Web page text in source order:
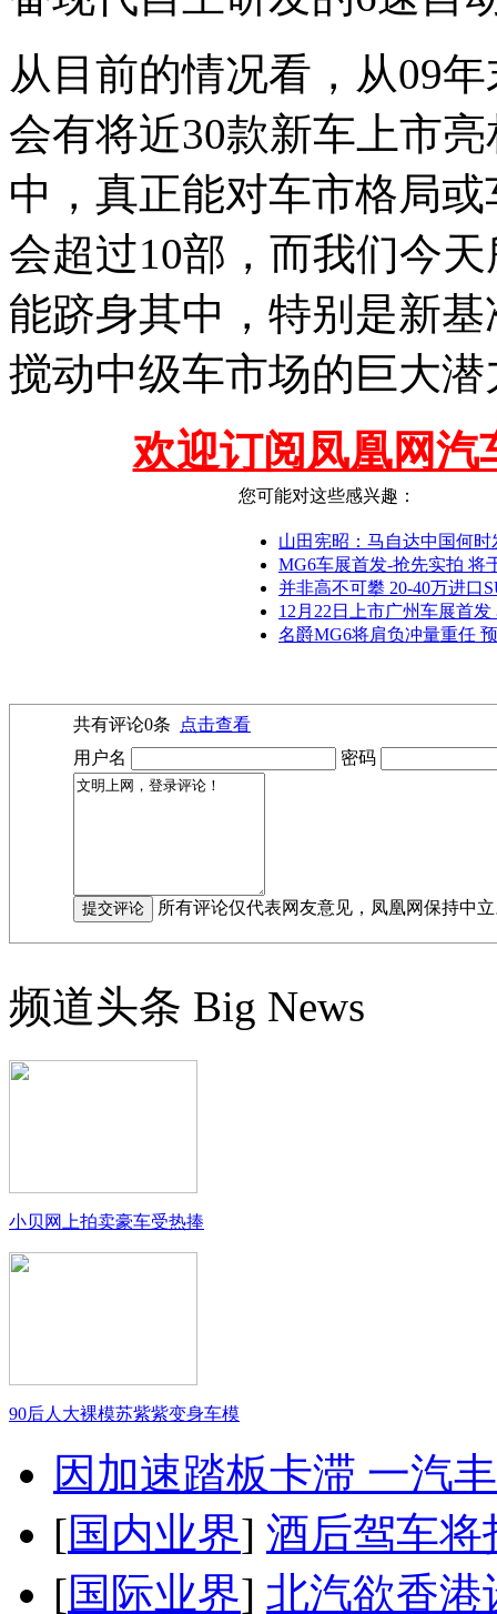
从目前的情况看，从09
会有将近30款新车上市
中，真正能对车市格局
会超过10部，而我们今
能跻身其中，特别是新
搅动中级车市场的巨大潜
欢迎订阅凤凰网汽
您可能对这些感兴趣：
山田宪昭：马自达中国何
MG6车展首发-抢先实拍 将
并非高不可攀 20-40万进口
12月22日上市广州车展首
名爵MG6将肩负冲量重任
共有评论0条
点击查看
用户名
密码
所有评论仅代表网友意见，凤凰网保持中
频道头条 Big News
小贝网上拍卖豪车受热捧
90后人大裸模苏紫紫变身车模
因加速踏板卡滞 一汽
[国内业界] 酒后驾车将
[国际业界] 北汽欲香港